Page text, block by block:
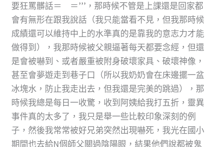
要狂罵髒話＝ ＝’’’，那時候不管是上課還是回家都
會有無形在跟我說話（我只能當看不見，但我那時候
成績還可以維持中上的水準真的是靠我的意志力才能
做得到），我那時候被父親逼著每天都要念經，但還
是會被嚇到、或者嚴重被附身破壞家具、破壞神像，
甚至會夢遊走到巷子口（所以我奶奶會在床邊擺一盆
冰塊水，防止我走出去，但我還是完美的跳過），那
時候我總是每日一收驚，收到阿姨給我打五折，靈異
事件真的太多了，我只是舉一些比較印象深刻的例
子，然後我常常被好兄弟突然出現嚇死，我光在國小
期間也去給N個師父關過陰陽眼，結果他們說都被鬼